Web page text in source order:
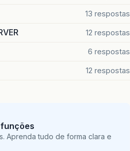
13 respostas
12 respostas
6 respostas
12 respostas
Aprenda tudo de forma clara e